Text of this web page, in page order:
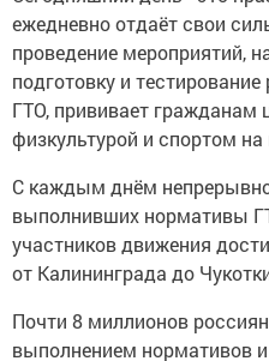
ежедневно отдаёт свои
проведение мероприятий,
подготовку и
ГТО, прививает гражданам
физкультурой и спортом
С каждым днём
выполнивших нормативы
участников движения
от Калининграда до
Почти 8 миллионов
выполнением нормативов